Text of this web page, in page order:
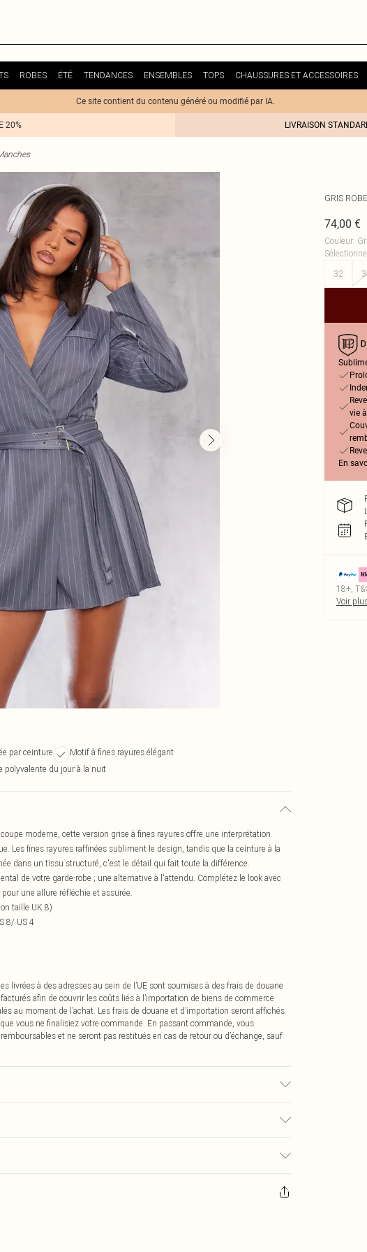
ROBES ÉTÉ TENDANCES ENSEMBLES TOPS CHAUSSURES ET ACCESSOIRES
Ce site contient du contenu généré ou modifié par IA.
20% LIVRAISON
par ceinture
Motif à fines rayures élégant
polyvalente du jour à la nuit
moderne, cette version grise à fines rayures offre une interprétation
Les fines rayures raffinées subliment le design, tandis que la ceinture à la
dans un tissu structuré, c'est le détail qui fait toute la différence.
de votre garde-robe ; une alternative à l'attendu. Complétez le look avec
une allure réfléchie et assurée.
taille UK 8)
8/ US 4
à des adresses au sein de l’UE sont soumises à des frais de douane
afin de couvrir les coûts liés à l’importation de biens de commerce
au moment de l’achat. Les frais de douane et d’importation seront affichés
vous ne finalisiez votre commande. En passant commande, vous
et ne seront pas restitués en cas de retour ou d’échange, sauf
€7.99
les masques tendance, les cosmétiques, les bijoux pour piercings, les jouets
la maison, y compris le linge de lit, les matelas, les surmatelas et les
GRIS
74,00 €
Couleur:
32
vie
En
18+,
Voir